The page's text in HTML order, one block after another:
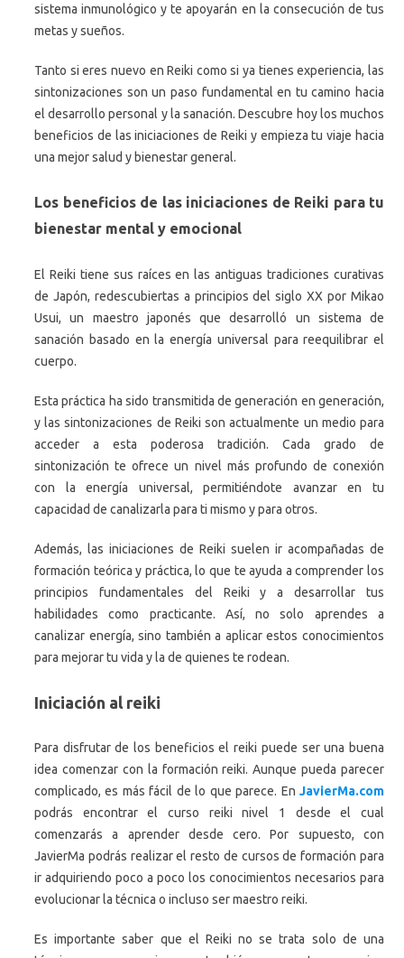
sistema inmunológico y te apoyarán en la consecución de tus
metas y sueños.
Tanto si eres nuevo en Reiki como si ya tienes experiencia, las
sintonizaciones son un paso fundamental en tu camino hacia
el desarrollo personal y la sanación. Descubre hoy los muchos
beneficios de las iniciaciones de Reiki y empieza tu viaje hacia
una mejor salud y bienestar general.
Los beneficios de las iniciaciones de Reiki para tu
bienestar mental y emocional
El Reiki tiene sus raíces en las antiguas tradiciones curativas
de Japón, redescubiertas a principios del siglo XX por Mikao
Usui, un maestro japonés que desarrolló un sistema de
sanación basado en la energía universal para reequilibrar el
cuerpo.
Esta práctica ha sido transmitida de generación en generación,
y las sintonizaciones de Reiki son actualmente un medio para
acceder a esta poderosa tradición. Cada grado de
sintonización te ofrece un nivel más profundo de conexión
con la energía universal, permitiéndote avanzar en tu
capacidad de canalizarla para ti mismo y para otros.
Además, las iniciaciones de Reiki suelen ir acompañadas de
formación teórica y práctica, lo que te ayuda a comprender los
principios fundamentales del Reiki y a desarrollar tus
habilidades como practicante. Así, no solo aprendes a
canalizar energía, sino también a aplicar estos conocimientos
para mejorar tu vida y la de quienes te rodean.
Iniciación al reiki
Para disfrutar de los beneficios el reiki puede ser una buena
idea comenzar con la formación reiki. Aunque pueda parecer
complicado, es más fácil de lo que parece. En JavierMa.com
podrás encontrar el curso reiki nivel 1 desde el cual
comenzarás a aprender desde cero. Por supuesto, con
JavierMa podrás realizar el resto de cursos de formación para
ir adquiriendo poco a poco los conocimientos necesarios para
evolucionar la técnica o incluso ser maestro reiki.
Es importante saber que el Reiki no se trata solo de una